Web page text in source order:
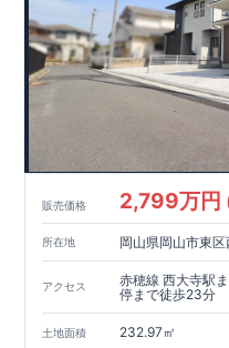
販売価格 2,799万円
所在地 岡山県岡山市東
アクセス
赤穂線 西大寺駅
停まで徒歩23分
土地面積 232.97㎡